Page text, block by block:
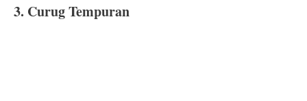
3. Curug Tempuran